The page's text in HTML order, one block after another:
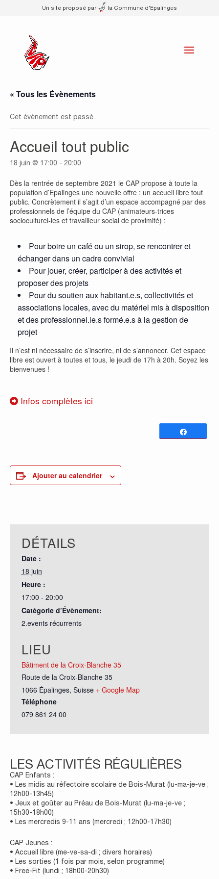
Un site proposé par la Commune d'Epalinges
« Tous les Évènements
Cet évènement est passé.
Accueil tout public
18 juin @ 17:00 - 20:00
Dès la rentrée de septembre 2021 le CAP propose à toute la
population d’Epalinges une nouvelle offre : un accueil libre tout
public. Concrètement il s’agit d’un espace accompagné par des
professionnels de l’équipe du CAP (animateurs-trices
socioculturel-les et travailleur social de proximité) :
Pour boire un café ou un sirop, se rencontrer et
échanger dans un cadre convivial
Pour jouer, créer, participer à des activités et
proposer des projets
Pour du soutien aux habitant.e.s, collectivités et
associations locales, avec du matériel mis à disposition
et des professionnel.le.s formé.e.s à la gestion de
projet
Il n’est ni nécessaire de s’inscrire, ni de s’annoncer. Cet espace
libre est ouvert à toutes et tous, le jeudi de 17h à 20h. Soyez les
bienvenues !
Infos complètes ici
Ajouter au calendrier
DÉTAILS
Date :
18 juin
Heure :
17:00 - 20:00
Catégorie d’Évènement:
2.events récurrents
LIEU
Bâtiment de la Croix-Blanche 35
Route de la Croix-Blanche 35
1066 Épalinges, Suisse + Google Map
Téléphone
079 861 24 00
LES ACTIVITÉS RÉGULIÈRES
CAP Enfants :
• Les midis au réfectoire scolaire de Bois-Murat (lu-ma-je-ve ;
12h00-13h45)
• Jeux et goûter au Préau de Bois-Murat (lu-ma-je-ve ;
15h30-18h00)
• Les mercredis 9-11 ans (mercredi ; 12h00-17h30)
CAP Jeunes :
• Accueil libre (me-ve-sa-di ; divers horaires)
• Les sorties (1 fois par mois, selon programme)
• Free-Fit (lundi ; 18h00-20h30)